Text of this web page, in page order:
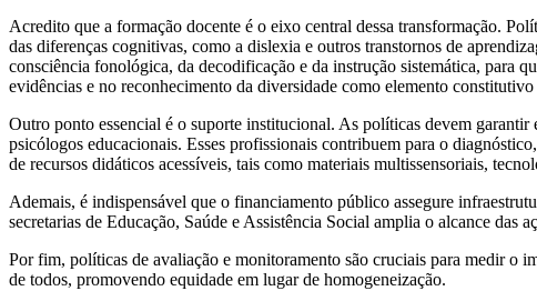
Acredito que a formação docente é o eixo central dessa transformação.
das diferenças cognitivas, como a dislexia e outros transtornos de
consciência fonológica, da decodificação e da instrução sistemática, para
evidências e no reconhecimento da diversidade como elemento constitutivo
Outro ponto essencial é o suporte institucional. As políticas devem
psicólogos educacionais. Esses profissionais contribuem para o
de recursos didáticos acessíveis, tais como materiais multissensoriais,
Ademais, é indispensável que o financiamento público assegure
secretarias de Educação, Saúde e Assistência Social amplia o alcance das
Por fim, políticas de avaliação e monitoramento são cruciais para medir o
de todos, promovendo equidade em lugar de homogeneização.